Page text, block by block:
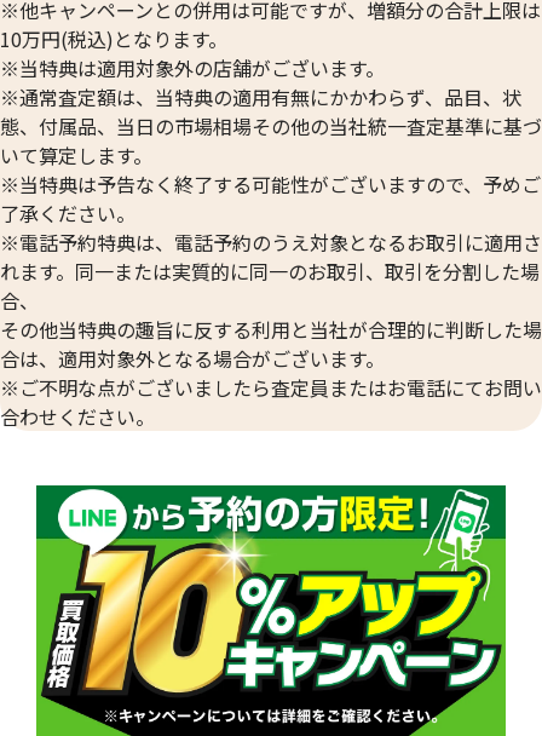
プラチナ850(Pt850)ネックレス・指輪
34.0g
参考買取価格
450,200円
プラチナ
参考買取価格
410,500円
※他キャンペーンとの併用は可能ですが、増額分の合計上限は
10万円(税込)となります。
※当特典は適用対象外の店舗がございます。
※通常査定額は、当特典の適用有無にかかわらず、品目、状
態、付属品、当日の市場相場その他の当社統一査定基準に基づ
いて算定します。
※当特典は予告なく終了する可能性がございますので、予めご
了承ください。
※電話予約特典は、電話予約のうえ対象となるお取引に適用さ
れます。同一または実質的に同一のお取引、取引を分割した場
合、
その他当特典の趣旨に反する利用と当社が合理的に判断した場
合は、適用対象外となる場合がございます。
※ご不明な点がございましたら査定員またはお電話にてお問い
合わせください。